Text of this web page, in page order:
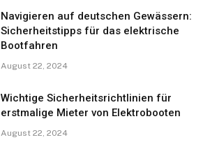
Navigieren auf deutschen Gewässern:
Sicherheitstipps für das elektrische
Bootfahren
August 22, 2024
Wichtige Sicherheitsrichtlinien für
erstmalige Mieter von Elektrobooten
August 22, 2024